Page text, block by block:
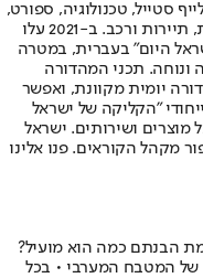
סטייל, טכנולוגיה, ספורט,
כלכלה וצרכנות, בריאות, חיילים, אוכל, יהדות, תיירות ורכב. ב-2021 עלו
היום" בעברית, במטרה
ונוחה. תכני המהדורה
יומית מקוונת, ואפשר
"הקליקה של ישראל
מוצרים ושירותים. ישראל
מקהל הקוראים. פנו אלינו
הבנתם כמה הוא מועיל?
של המטבח המערבי • בכל